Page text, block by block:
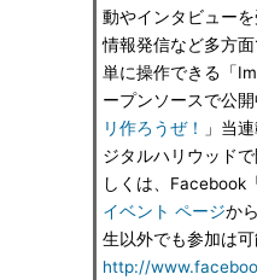
動やインタビューを
情報発信など多方
単に操作できる「
ープンソースで公
リ作ろうぜ！
」当
ジタルハリウッド
しくは、Facebook
イベント ページか
生以外でも参加は可
http://